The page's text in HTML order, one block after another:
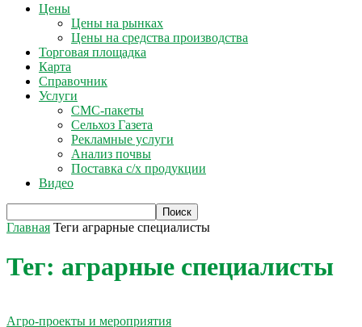
Цены
Цены на рынках
Цены на средства производства
Торговая площадка
Карта
Справочник
Услуги
СМС-пакеты
Сельхоз Газета
Рекламные услуги
Анализ почвы
Поставка с/х продукции
Видео
Главная Теги аграрные специалисты
Тег: аграрные специалисты
Агро-проекты и мероприятия